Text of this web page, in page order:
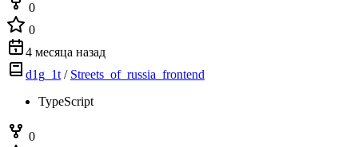
0
0
4 месяца назад
d1g_1t / Streets_of_russia_frontend
TypeScript
0